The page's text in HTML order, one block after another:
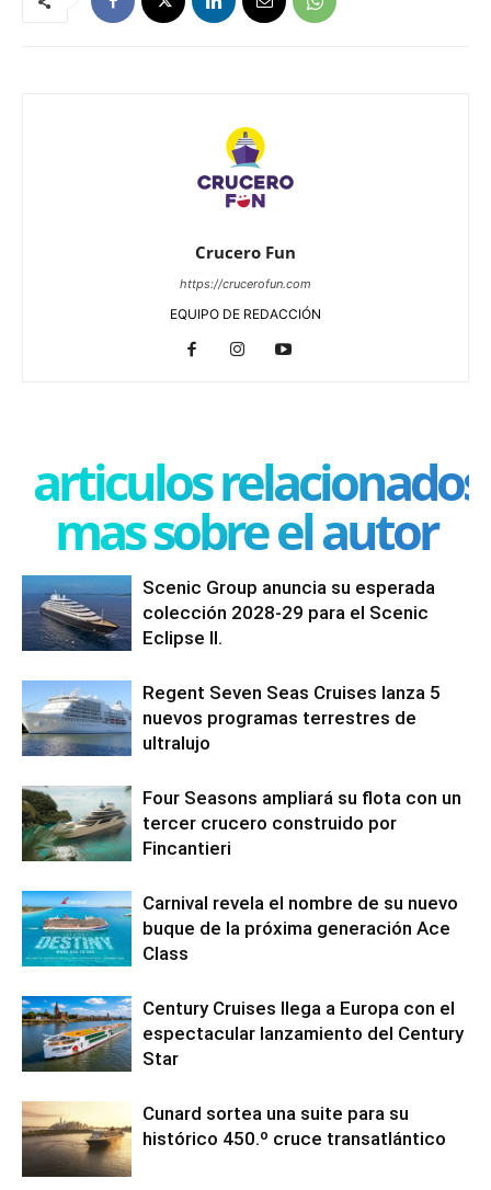
Crucero Fun
https://crucerofun.com
EQUIPO DE REDACCIÓN
articulos relacionados
mas sobre el autor
Scenic Group anuncia su esperada
colección 2028-29 para el Scenic
Eclipse II.
Regent Seven Seas Cruises lanza 5
nuevos programas terrestres de
ultralujo
Four Seasons ampliará su flota con un
tercer crucero construido por
Fincantieri
Carnival revela el nombre de su nuevo
buque de la próxima generación Ace
Class
Century Cruises llega a Europa con el
espectacular lanzamiento del Century
Star
Cunard sortea una suite para su
histórico 450.º cruce transatlántico